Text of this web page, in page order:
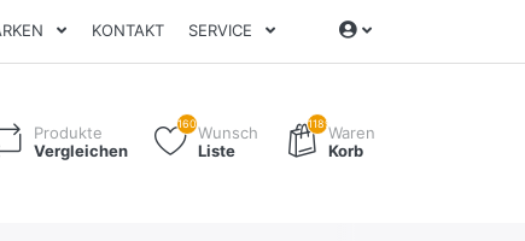
KONTAKT SERVICE
Produkte
Vergleichen
160Wunsch
Liste
1189Waren
Korb